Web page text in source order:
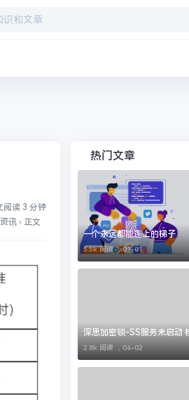
阅读 3 分钟
资讯 › 正文
热门文章
一个永远都能连上的梯子
5.5k 阅读 ，09-01
深思加密锁-SS服务未启动
2.8k 阅读 ， 04-02